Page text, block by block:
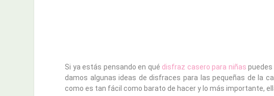
Si ya estás pensando en qué disfraz casero para niñas
damos algunas ideas de disfraces para las pequeñas de la
como es tan fácil como barato de hacer y lo más importante,